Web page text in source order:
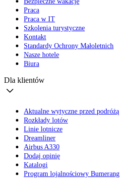
Praca
Praca w IT
Szkolenia turystyczne
Kontakt
Standardy Ochrony Małoletnich
Nasze hotele
Biura
Dla klientów
Aktualne wytyczne przed podróżą
Rozkłady lotów
Linie lotnicze
Dreamliner
Airbus A330
Dodaj opinię
Katalogi
Program lojalnościowy Bumerang